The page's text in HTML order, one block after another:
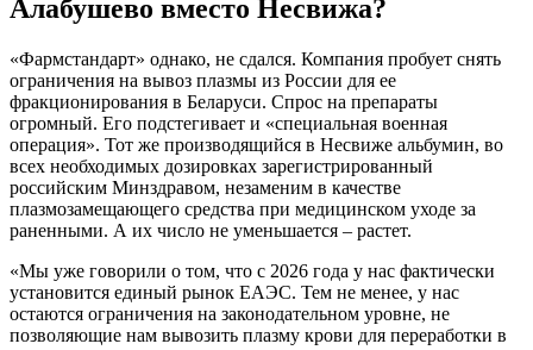
Алабушево вместо Несвижа?
«Фармстандарт» однако, не сдался. Компания пробует снять
ограничения на вывоз плазмы из России для ее
фракционирования в Беларуси. Спрос на препараты
огромный. Его подстегивает и «специальная военная
операция». Тот же производящийся в Несвиже альбумин, во
всех необходимых дозировках зарегистрированный
российским Минздравом, незаменим в качестве
плазмозамещающего средства при медицинском уходе за
раненными. А их число не уменьшается – растет.
«Мы уже говорили о том, что с 2026 года у нас фактически
установится единый рынок ЕАЭС. Тем не менее, у нас
остаются ограничения на законодательном уровне, не
позволяющие нам вывозить плазму крови для переработки в